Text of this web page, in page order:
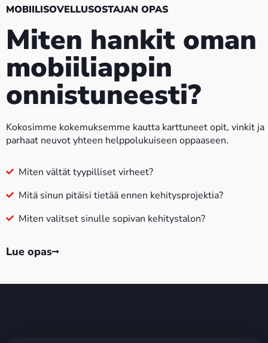
MOBIILISOVELLUSOSTAJAN OPAS
Miten hankit oman
mobiiliappin
onnistuneesti?
Kokosimme kokemuksemme kautta karttuneet opit, vinkit ja
parhaat neuvot yhteen helppolukuiseen oppaaseen.
Miten vältät tyypilliset virheet?
Mitä sinun pitäisi tietää ennen kehitysprojektia?
Miten valitset sinulle sopivan kehitystalon?
Lue opas